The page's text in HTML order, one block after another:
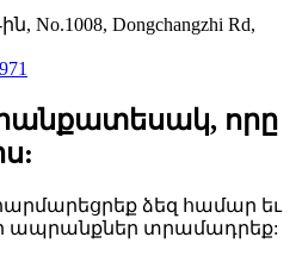
No.1008, Dongchangzhi Rd,
որը
ձեզ համար եւ
ապրանքներ տրամադրեք: